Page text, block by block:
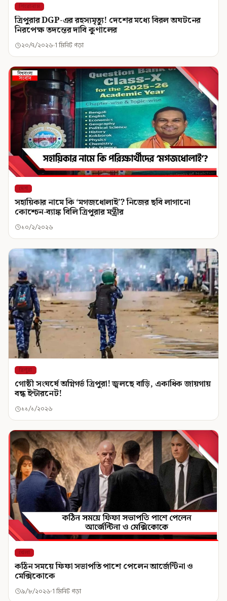
শিরোনাম
ত্রিপুরার DGP-এর রহস্যমৃত্যু! দেশের মধ্যে বিরল অঘটনের
নিরপেক্ষ তদন্তের দাবি কুণালের
২০/৭/২০২৬ 1 মিনিট পড়া
দেশ
সহায়িকার নামে কি ‘মগজধোলাই’? নিজের ছবি লাগানো
কোশ্চেন-ব্যাঙ্ক বিলি ত্রিপুরার মন্ত্রীর
১০/২/২০২৬
ত্রিপুরা
গোষ্ঠী সংঘর্ষে অগ্নিগর্ভ ত্রিপুরা! জ্বলছে বাড়ি, একাধিক জায়গায়
বন্ধ ইন্টারনেট!
১১/১/২০২৬
খেলা
কঠিন সময়ে ফিফা সভাপতি পাশে পেলেন আর্জেন্টিনা ও
মেক্সিকোকে
৯/৮/২০২৬ 1 মিনিট পড়া